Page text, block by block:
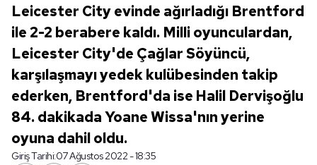
Leicester City evinde ağırladığı Brentford
ile 2-2 berabere kaldı. Milli oyunculardan,
Leicester City'de Çağlar Söyüncü,
karşılaşmayı yedek kulübesinden takip
ederken, Brentford'da ise Halil Dervişoğlu
84. dakikada Yoane Wissa'nın yerine
oyuna dahil oldu.
Giriş Tarihi:07 Ağustos 2022 - 18:35